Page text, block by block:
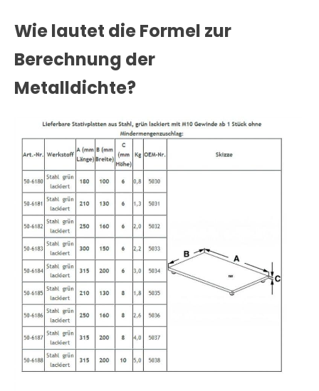
Wie lautet die Formel zur
Berechnung der
Metalldichte?